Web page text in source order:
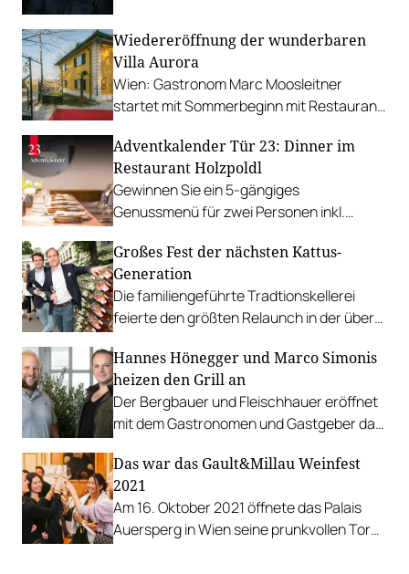
Wiedereröffnung der wunderbaren
Villa Aurora
Wien: Gastronom Marc Moosleitner
startet mit Sommerbeginn mit Restaurant,
Adventkalender Tür 23: Dinner im
Restaurant Holzpoldl
Gewinnen Sie ein 5-gängiges
Genussmenü für zwei Personen inkl.
Großes Fest der nächsten Kattus-
Generation
Die familiengeführte Tradtionskellerei
feierte den größten Relaunch in der über
Hannes Hönegger und Marco Simonis
heizen den Grill an
Der Bergbauer und Fleischhauer eröffnet
mit dem Gastronomen und Gastgeber das
Das war das Gault&Millau Weinfest
2021
Am 16. Oktober 2021 öffnete das Palais
Auersperg in Wien seine prunkvollen Tore